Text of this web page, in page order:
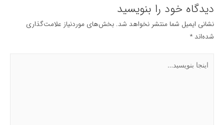
دیدگاه‌ خود را بنویسید
نشانی ایمیل شما منتشر نخواهد شد. بخش‌های موردنیاز علامت‌گذاری
شده‌اند *
بنویسید…